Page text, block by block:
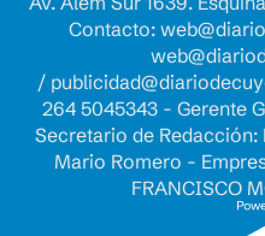
Contacto:
/
264 5045343 - Gerente
Secretario de
Mario Romero -
FRANCISCO